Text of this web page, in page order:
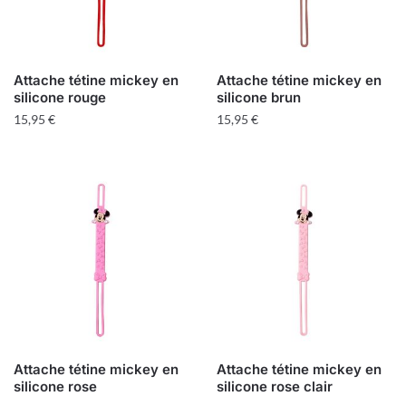
Attache tétine mickey en
silicone rouge
15,95 €
Attache tétine mickey en
silicone brun
15,95 €
Attache tétine mickey en
silicone rose
Attache tétine mickey en
silicone rose clair